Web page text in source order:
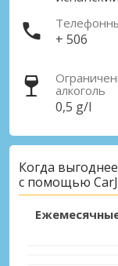
+ 506
алкоголь
0,5 g/l
Когда
с помощью